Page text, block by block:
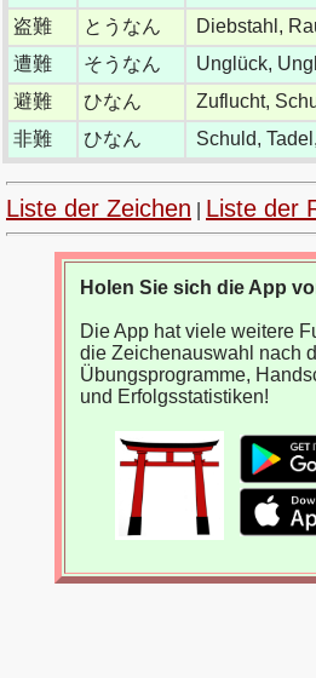
盗難
とうなん
Diebstahl,
遭難
そうなん
Unglück,
避難
ひなん
Zuflucht,
非難
ひなん Schuld,
Liste der Zeichen Liste der
Holen Sie sich die App
Die App hat viele weitere
die Zeichenauswahl nach
Übungsprogramme,
und Erfolgsstatistiken!